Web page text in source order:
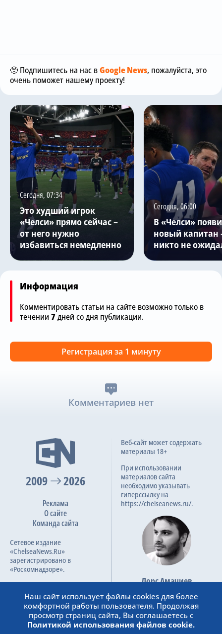
🥺 Подпишитесь на нас вGoogle News, пожалуйста, это
очень поможет нашему проекту!
Сегодня, 07:34
Это худший игрок
«Челси» прямо сейчас –
от него нужно
избавиться немедленно
Сегодня, 06:00
В «Челси»
новый капитан
никто не
Информация
Комментировать статьи на сайте возможно только в
течении 7дней со дня публикации.
Регистрация за 1 минуту
Комментариев нет
2009 2026
Реклама
О сайте
Команда сайта
Сетевое издание
«ChelseaNews.Ru»
зарегистрировано в
«Роскомнадзоре».
ФС 77 – 87138.
Веб-сайт может содержать
материалы 18+
При использовании
материалов сайта
необходимо указывать
гиперссылку на
https://chelseanews.ru/.
Лорс Амачиев
Основатель сайта
admin@chelseanews.ru
https://www.linkedin.com/
Наш сайт использует файлы cookies для более
комфортной работы пользователя. Продолжая
просмотр страниц сайта, Вы соглашаетесь с
Политикой использования файлов cookie.